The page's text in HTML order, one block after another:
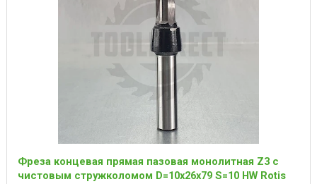
Фреза концевая прямая пазовая монолитная Z3 с
чистовым стружколомом D=10x26x79 S=10 HW Rotis